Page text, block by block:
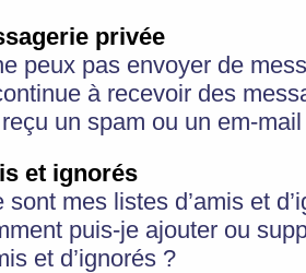
privée
peux pas envoyer de
à recevoir des
reçu un spam ou un em-
et ignorés
sont mes listes d’amis et
puis-je ajouter ou
et d’ignorés ?